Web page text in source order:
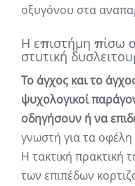
οξυγόνου στα
Η επιστήμη πίσω
στυτική
Το άγχος και το
ψυχολογικοί
οδηγήσουν ή να
γνωστή για τα
Η τακτική πρακτική
των επιπέδων